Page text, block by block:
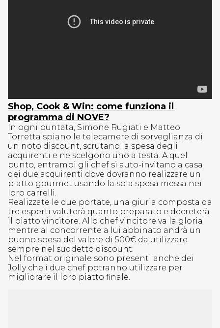
Shop, Cook & Win: come funziona il
programma di NOVE?
In ogni puntata, Simone Rugiati e Matteo
Torretta spiano le telecamere di sorveglianza di
un noto discount, scrutano la spesa degli
acquirenti e ne scelgono uno a testa. A quel
punto, entrambi gli chef si auto-invitano a casa
dei due acquirenti dove dovranno realizzare un
piatto gourmet usando la sola spesa messa nei
loro carrelli.
Realizzate le due portate, una giuria composta da
tre esperti valuterà quanto preparato e decreterà
il piatto vincitore. Allo chef vincitore va la gloria
mentre al concorrente a lui abbinato andrà un
buono spesa del valore di 500€ da utilizzare
sempre nel suddetto discount.
Nel format originale sono presenti anche dei
Jolly che i due chef potranno utilizzare per
migliorare il loro piatto finale.